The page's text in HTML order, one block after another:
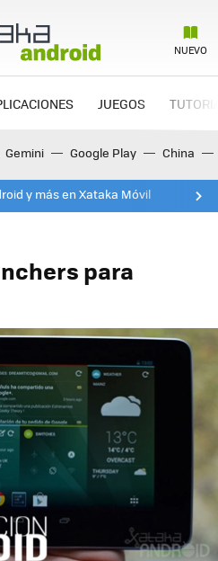
NUEVO
JUEGOS
Gemini Google Play China
y más en Xataka Móvil
para